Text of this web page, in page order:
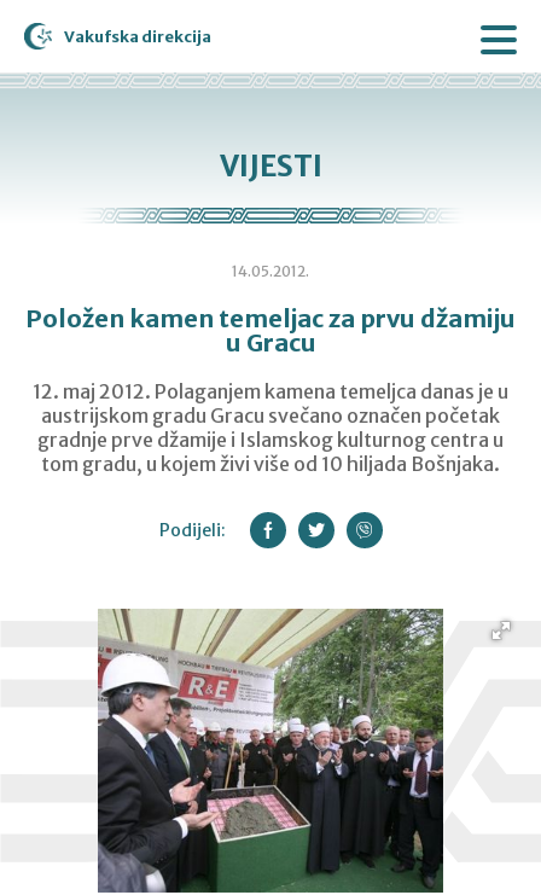
Vakufska direkcija
VIJESTI
14.05.2012.
Položen kamen temeljac za prvu džamiju
u Gracu
12. maj 2012. Polaganjem kamena temeljca danas je u
austrijskom gradu Gracu svečano označen početak
gradnje prve džamije i Islamskog kulturnog centra u
tom gradu, u kojem živi više od 10 hiljada Bošnjaka.
Podijeli: